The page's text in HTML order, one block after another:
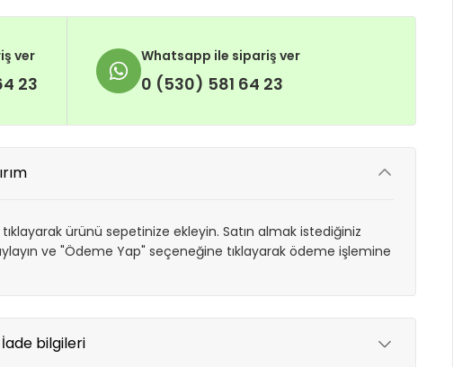
ver
23
Whatsapp ile sipariş ver
0 (530) 581 64 23
ürünü sepetinize ekleyin. Satın almak istediğiniz
ve "Ödeme Yap" seçeneğine tıklayarak ödeme işlemine
bilgileri